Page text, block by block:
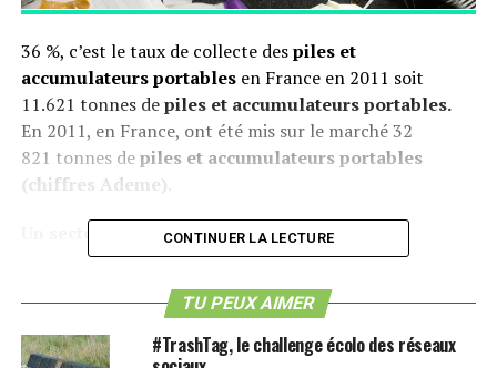
36 %, c’est le taux de collecte despiles et
accumulateurs portablesen France en 2011 soit
11.621 tonnes depiles et accumulateurs portables.
En 2011, en France, ont été mis sur le marché 32
821 tonnes depiles et accumulateurs portables
(chiffres Ademe)
Un secteur encadré par une réglementation
jetablessont encore jetées dans les poubelles ou dans
la nature alors que la récupération des piles jetables
est une obligation légale en France depuis 1999.
CONTINUER LA LECTURE
TU PEUX AIMER
#TrashTag, le challenge écolo des réseaux